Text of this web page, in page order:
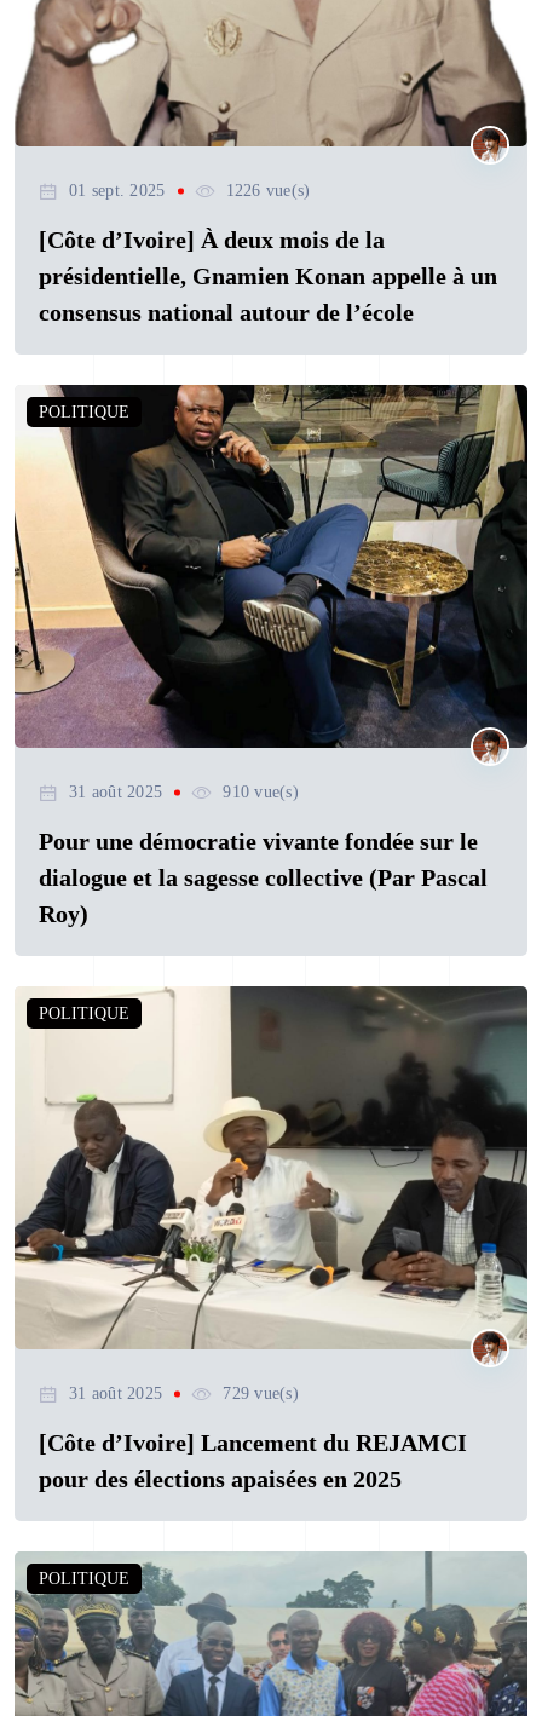
01 sept. 2025 1226 vue(s)
[Côte d’Ivoire] À deux mois de la
présidentielle, Gnamien Konan appelle à un
consensus national autour de l’école
POLITIQUE
31 août 2025 910 vue(s)
Pour une démocratie vivante fondée sur le
dialogue et la sagesse collective (Par Pascal
Roy)
POLITIQUE
31 août 2025 729 vue(s)
[Côte d’Ivoire] Lancement du REJAMCI
pour des élections apaisées en 2025
POLITIQUE